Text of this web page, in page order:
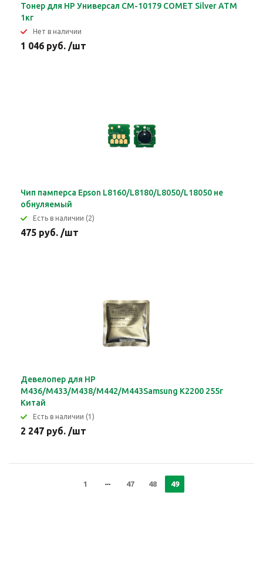
Тонер для HP Универсал CM-10179 COMET Silver ATM
1кг
Нет в наличии
1 046 руб. /шт
Чип памперса Epson L8160/L8180/L8050/L18050 не
обнуляемый
Eсть в наличии (2)
475 руб. /шт
Девелопер для HP
M436/M433/M438/M442/M443Samsung K2200 255г
Китай
Eсть в наличии (1)
2 247 руб. /шт
1 47 48 49